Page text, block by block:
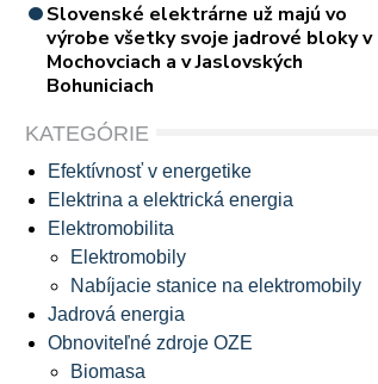
Slovenské elektrárne už majú vo
výrobe všetky svoje jadrové bloky v
Mochovciach a v Jaslovských
Bohuniciach
KATEGÓRIE
Efektívnosť v energetike
Elektrina a elektrická energia
Elektromobilita
Elektromobily
Nabíjacie stanice na elektromobily
Jadrová energia
Obnoviteľné zdroje OZE
Biomasa